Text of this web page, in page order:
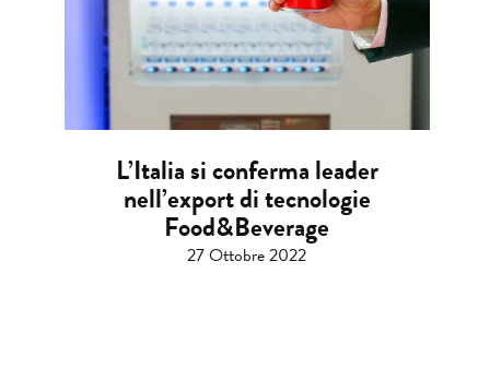
L’Italia si conferma leader
nell’export di tecnologie
Food&Beverage
27 Ottobre 2022